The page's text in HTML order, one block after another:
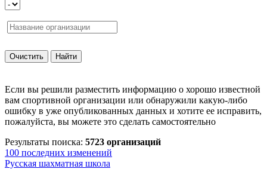
Если вы решили разместить информацию о хорошо известной
вам спортивной организации или обнаружили какую-либо
ошибку в уже опубликованных данных и хотите ее исправить,
пожалуйста, вы можете это сделать самостоятельно
Результаты поиска: 5723 организаций
100 последних изменений
Русская шахматная школа